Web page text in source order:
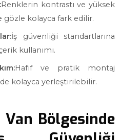
Renklerin kontrastı ve yüksek
gözle kolayca fark edilir.
İş güvenliği standartlarına
kullanımı.
Hafif ve pratik montaj
kolayca yerleştirilebilir.
Bölgesinde